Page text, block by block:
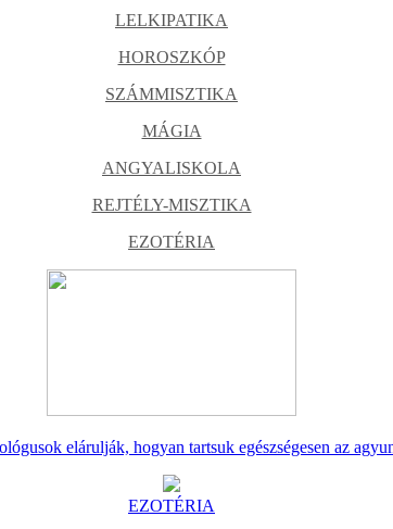
LELKIPATIKA
HOROSZKÓP
SZÁMMISZTIKA
MÁGIA
ANGYALISKOLA
REJTÉLY-MISZTIKA
EZOTÉRIA
elárulják, hogyan tartsuk egészségesen az
EZOTÉRIA